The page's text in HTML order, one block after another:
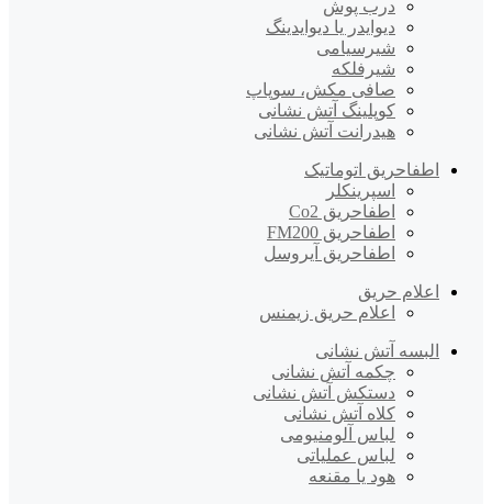
درب پوش
دیوایدر یا دیوایدینگ
شیرسیامی
شیرفلکه
صافی مکش، سوپاپ
کوپلینگ آتش نشانی
هیدرانت آتش نشانی
اطفاحریق اتوماتیک
اسپرینکلر
اطفاحریق Co2
اطفاحریق FM200
اطفاحریق آیروسل
اعلام حریق
اعلام حریق زیمنس
البسه آتش نشانی
چکمه آتش نشانی
دستکش آتش نشانی
کلاه آتش نشانی
لباس آلومنیومی
لباس عملیاتی
هود یا مقنعه